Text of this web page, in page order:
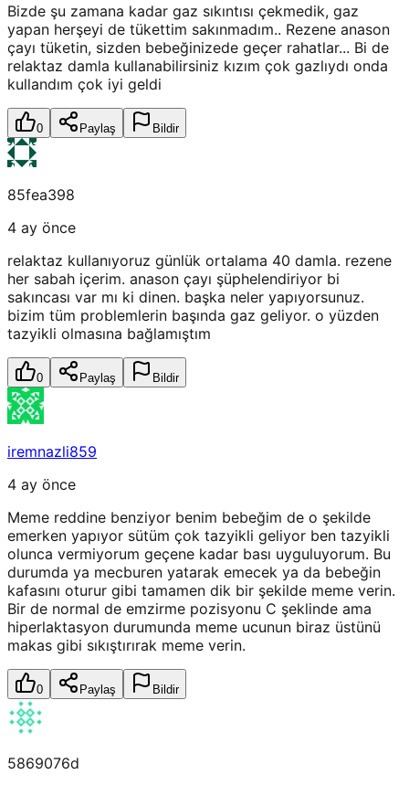
Bizde şu zamana kadar gaz sıkıntısı çekmedik, gaz
yapan herşeyi de tükettim sakınmadım.. Rezene anason
çayı tüketin, sizden bebeğinizede geçer rahatlar... Bi de
relaktaz damla kullanabilirsiniz kızım çok gazlıydı onda
kullandım çok iyi geldi
0 Paylaş Bildir
85fea398
4 ay önce
relaktaz kullanıyoruz günlük ortalama 40 damla. rezene
her sabah içerim. anason çayı şüphelendiriyor bi
sakıncası var mı ki dinen. başka neler yapıyorsunuz.
bizim tüm problemlerin başında gaz geliyor. o yüzden
tazyikli olmasına bağlamıştım
0 Paylaş Bildir
iremnazli859
4 ay önce
Meme reddine benziyor benim bebeğim de o şekilde
emerken yapıyor sütüm çok tazyikli geliyor ben tazyikli
olunca vermiyorum geçene kadar bası uyguluyorum. Bu
durumda ya mecburen yatarak emecek ya da bebeğin
kafasını oturur gibi tamamen dik bir şekilde meme verin.
Bir de normal de emzirme pozisyonu C şeklinde ama
hiperlaktasyon durumunda meme ucunun biraz üstünü
makas gibi sıkıştırırak meme verin.
0 Paylaş Bildir
5869076d